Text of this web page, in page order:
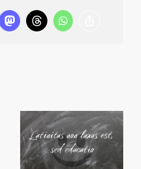
MastodonThreadsWhatsApp